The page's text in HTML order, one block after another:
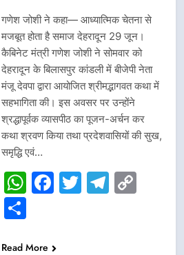
गणेश जोशी ने कहा— आध्यात्मिक चेतना से
मजबूत होता है समाज देहरादून 29 जून।
कैबिनेट मंत्री गणेश जोशी ने सोमवार को
देहरादून के बिलासपुर कांडली में बीजेपी नेता
मंजू देवपा द्वारा आयोजित श्रीमद्भागवत कथा में
सहभागिता की। इस अवसर पर उन्होंने
श्रद्धापूर्वक व्यासपीठ का पूजन-अर्चन कर
कथा श्रवण किया तथा प्रदेशवासियों की सुख,
समृद्धि एवं…
WhatsApp
Facebook
Twitter
Share
Read More